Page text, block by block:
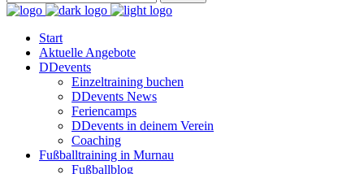
Start
Aktuelle Angebote
DDevents
Einzeltraining buchen
DDevents News
Feriencamps
DDevents in deinem Verein
Coaching
Fußballtraining in Murnau
Fußballblog